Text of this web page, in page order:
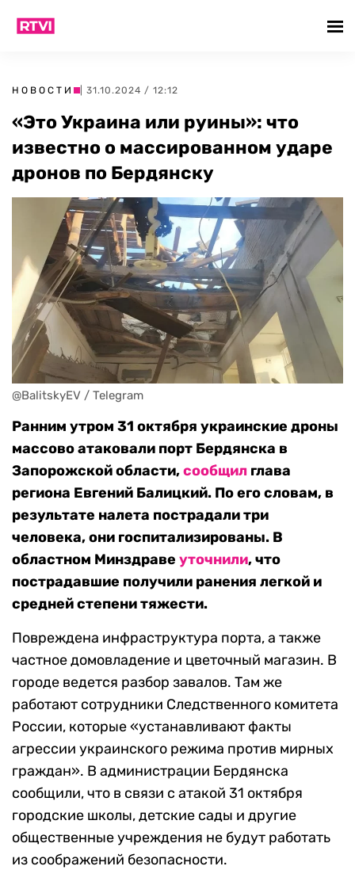
НОВОСТИ | 31.10.2024 / 12:12
«Это Украина или руины»: что
известно о массированном ударе
дронов по Бердянску
@BalitskyEV / Telegram
Ранним утром 31 октября украинские дроны
массово атаковали порт Бердянска в
Запорожской области,сообщил глава
региона Евгений Балицкий. По его словам, в
результате налета пострадали три
человека, они госпитализированы. В
областном Минздраве уточнили, что
пострадавшие получили ранения легкой и
средней степени тяжести.
Повреждена инфраструктура порта, а также
частное домовладение и цветочный магазин. В
городе ведется разбор завалов. Там же
работают сотрудники Следственного комитета
России, которые «устанавливают факты
агрессии украинского режима против мирных
граждан». В администрации Бердянска
сообщили, что в связи с атакой 31 октября
городские школы, детские сады и другие
общественные учреждения не будут работать
из соображений безопасности.